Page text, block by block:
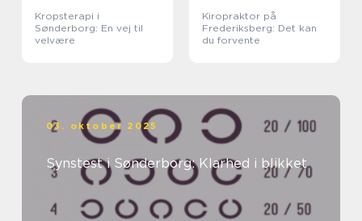
Kropsterapi i
Sønderborg: En vej til
velvære
Kiropraktor på
Frederiksberg: Det kan
du forvente
03. oktober 2025
Synstest i Sønderborg: Klarhed i blikket